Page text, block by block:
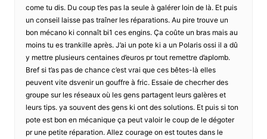
come tu dis. Du coup t’es pas la seule à galérer loin de là. Et puis
un conseil laisse pas traîner les réparations. Au pire trouve un
bon mécano ki connaît bi1 ces engins. Ça coûte un bras mais au
moins tu es trankille après. J’ai un pote ki a un Polaris ossi il a dû
y mettre plusieurs centaines d’euros pr tout remettre d’aplomb.
Bref si t’as pas de chance c’est vrai que ces bêtes-là elles
peuvent vite dsvenir un gouffre à fric. Essaie de checrher des
groupe sur les réseaux où les gens partagent leurs galères et
leurs tips. ya souvent des gens ki ont des solutions. Et puis si ton
pote est bon en mécanique ça peut valoir le coup de le dégoter
pr une petite réparation. Allez courage on est toutes dans le